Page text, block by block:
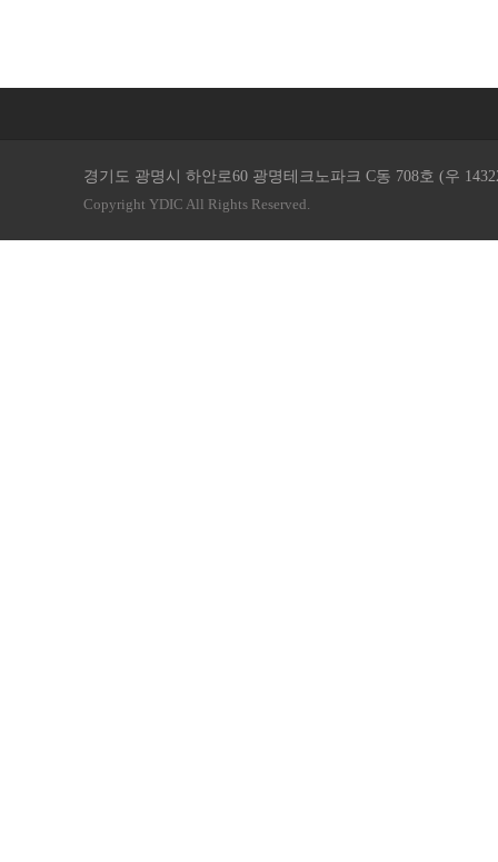
경기도 광명시 하안로60 광명테크노파크 C동 708호 (우
Copyright YDIC All Rights Reserved.